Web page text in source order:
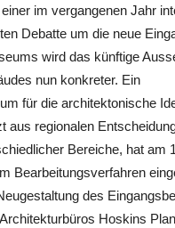
im vergangenen Jahr
Debatte um die neue
wird das künftige
nun konkreter. Ein
für die architektonische
aus regionalen
Bereiche, hat am
Bearbeitungsverfahren
des
Hoskins